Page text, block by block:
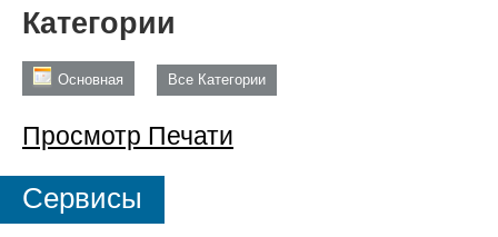
Категории
Основная Все Категории
Просмотр Печати
Сервисы